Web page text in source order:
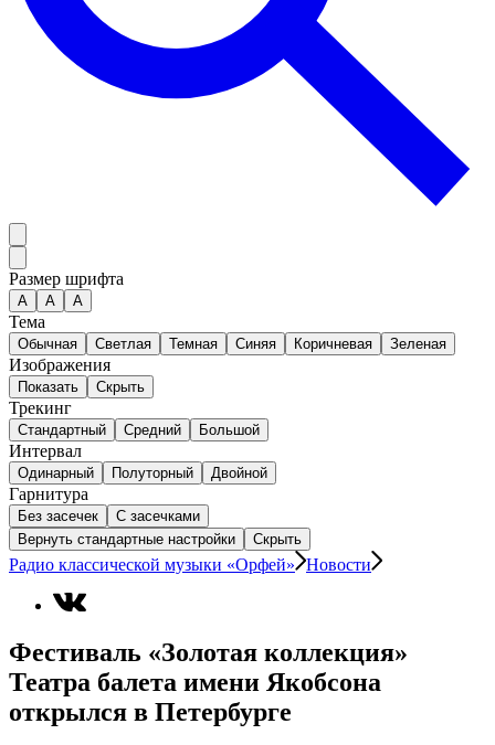
Размер шрифта
А A A
Тема
Обычная Светлая Темная Синяя Коричневая Зеленая
Изображения
Показать Скрыть
Трекинг
Стандартный Средний Большой
Интервал
Одинарный Полуторный Двойной
Гарнитура
Без засечек
С засечками
Вернуть стандартные настройки
Скрыть
Радио классической музыки «Орфей» Новости
Фестиваль «Золотая коллекция»
Театра балета имени Якобсона
открылся в Петербурге